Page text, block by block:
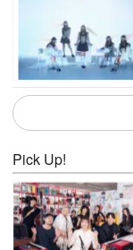
Pick Up!